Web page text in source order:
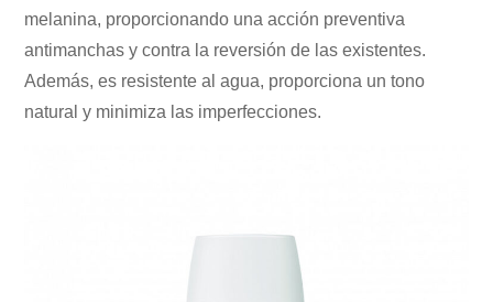
melanina, proporcionando una acción preventiva
antimanchas y contra la reversión de las existentes.
Además, es resistente al agua, proporciona un tono
natural y minimiza las imperfecciones.